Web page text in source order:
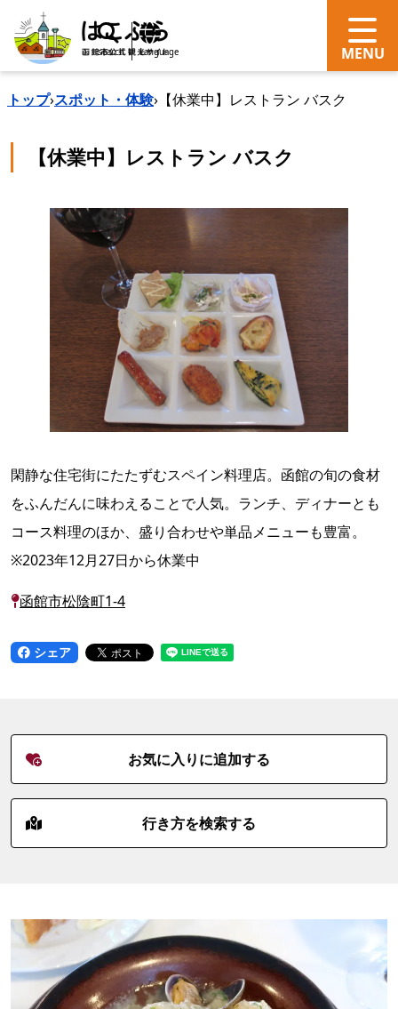
search Language
トップ›スポット・体験› 【休業中】レストラン バスク
【休業中】レストラン バスク
閑静な住宅街にたたずむスペイン料理店。函館の旬の食材
をふんだんに味わえることで人気。ランチ、ディナーとも
コース料理のほか、盛り合わせや単品メニューも豊富。
※2023年12月27日から休業中
函館市松陰町1-4
シェア
お気に入りに追加する
行き方を検索する